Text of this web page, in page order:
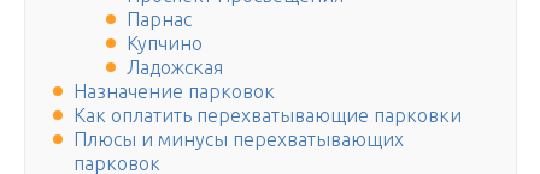
Парнас
Купчино
Ладожская
Назначение парковок
Как оплатить перехватывающие парковки
Плюсы и минусы перехватывающих
парковок